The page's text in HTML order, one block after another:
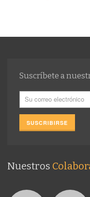
Suscríbete a
Nuestros